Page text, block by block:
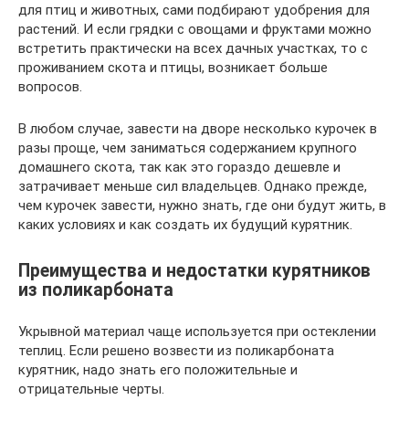
для птиц и животных, сами подбирают удобрения для
растений. И если грядки с овощами и фруктами можно
встретить практически на всех дачных участках, то с
проживанием скота и птицы, возникает больше
вопросов.
В любом случае, завести на дворе несколько курочек в
разы проще, чем заниматься содержанием крупного
домашнего скота, так как это гораздо дешевле и
затрачивает меньше сил владельцев. Однако прежде,
чем курочек завести, нужно знать, где они будут жить, в
каких условиях и как создать их будущий курятник.
Преимущества и недостатки курятников
из поликарбоната
Укрывной материал чаще используется при остеклении
теплиц. Если решено возвести из поликарбоната
курятник, надо знать его положительные и
отрицательные черты.